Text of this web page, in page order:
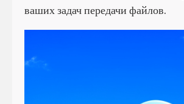
ваших задач передачи файлов.